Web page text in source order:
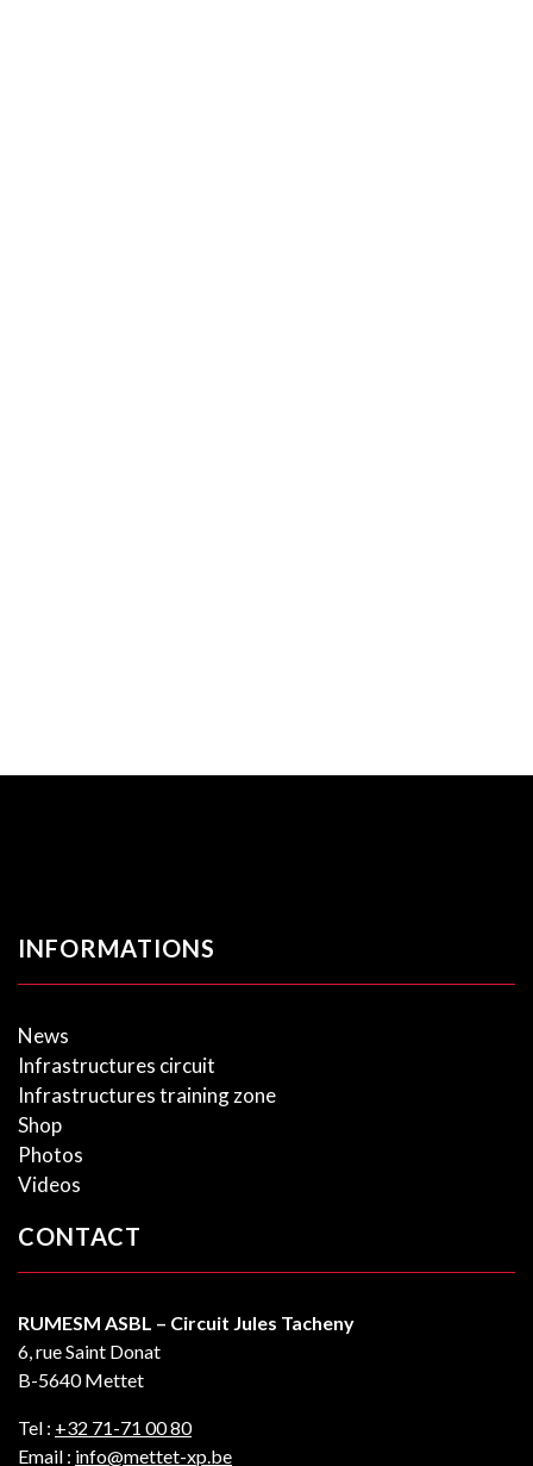
INFORMATIONS
News
Infrastructures circuit
Infrastructures training zone
Shop
Photos
Videos
CONTACT
RUMESM ASBL – Circuit Jules Tacheny
6, rue Saint Donat
B-5640 Mettet
Tel : +32 71-71 00 80
Email : info@mettet-xp.be